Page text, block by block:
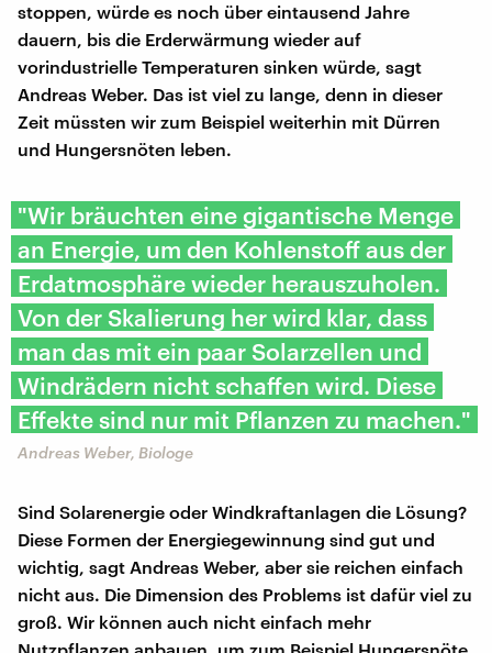
stoppen, würde es noch über eintausend Jahre
dauern, bis die Erderwärmung wieder auf
vorindustrielle Temperaturen sinken würde, sagt
Andreas Weber. Das ist viel zu lange, denn in dieser
Zeit müssten wir zum Beispiel weiterhin mit Dürren
und Hungersnöten leben.
"Wir bräuchten eine gigantische Menge
an Energie, um den Kohlenstoff aus der
Erdatmosphäre wieder herauszuholen.
Von der Skalierung her wird klar, dass
man das mit ein paar Solarzellen und
Windrädern nicht schaffen wird. Diese
Effekte sind nur mit Pflanzen zu machen."
Andreas Weber, Biologe
Sind Solarenergie oder Windkraftanlagen die Lösung?
Diese Formen der Energiegewinnung sind gut und
wichtig, sagt Andreas Weber, aber sie reichen einfach
nicht aus. Die Dimension des Problems ist dafür viel zu
groß. Wir können auch nicht einfach mehr